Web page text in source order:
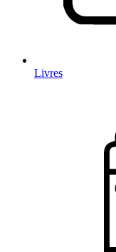
Livres